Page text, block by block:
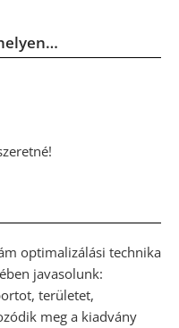
optimalizálási technika
javasolunk:
területet,
meg a kiadvány